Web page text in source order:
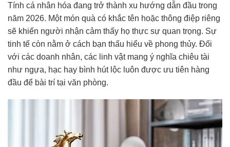
Tính cá nhân hóa đang trở thành xu hướng dẫn đầu trong
năm 2026. Một món quà có khắc tên hoặc thông điệp riêng
sẽ khiến người nhận cảm thấy họ thực sự quan trọng. Sự
tinh tế còn nằm ở cách bạn thấu hiểu về phong thủy. Đối
với các doanh nhân, các linh vật mang ý nghĩa chiêu tài
như ngựa, hạc hay bình hút lộc luôn được ưu tiên hàng
đầu để bài trí tại văn phòng.